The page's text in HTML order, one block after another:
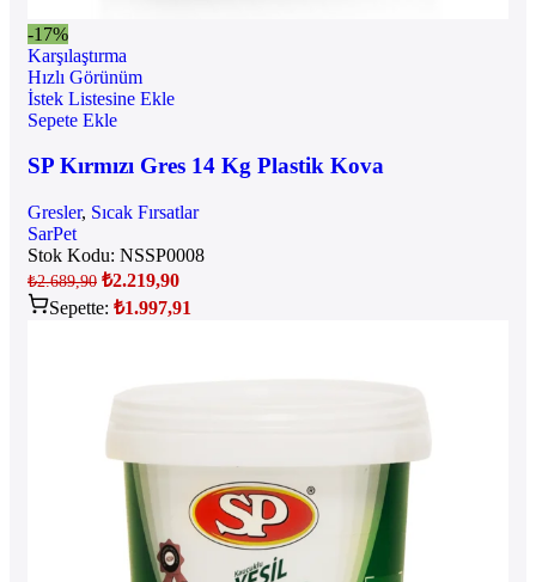
-17%
Karşılaştırma
Hızlı Görünüm
İstek Listesine Ekle
Sepete Ekle
SP Kırmızı Gres 14 Kg Plastik Kova
Gresler, Sıcak Fırsatlar
SarPet
Stok Kodu: NSSP0008
₺2.689,90 ₺2.219,90
Sepette: ₺1.997,91